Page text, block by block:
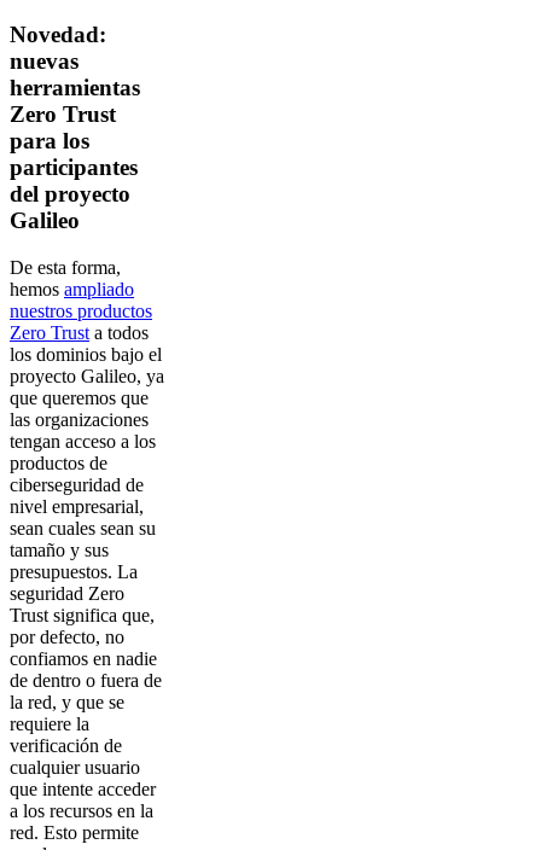
Novedad:
nuevas
herramientas
Zero Trust
para los
participantes
del proyecto
Galileo
De esta forma,
hemos ampliado
nuestros productos
Zero Trust a todos
los dominios bajo el
proyecto Galileo, ya
que queremos que
las organizaciones
tengan acceso a los
productos de
ciberseguridad de
nivel empresarial,
sean cuales sean su
tamaño y sus
presupuestos. La
seguridad Zero
Trust significa que,
por defecto, no
confiamos en nadie
de dentro o fuera de
la red, y que se
requiere la
verificación de
cualquier usuario
que intente acceder
a los recursos en la
red. Esto permite